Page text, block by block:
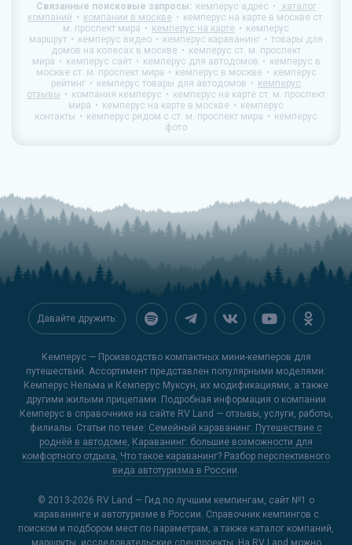
Связанные поисковые запросы: кемперус адрес
каталог
компаний
компании в москве
кемперус на карте в москве ст.
м. проспект мира
кемперус на карте
кемперус
маршрут
кемперус видео кемперус караванинг
товары для
домов на колесах в москве
кемперус ст. м. проспект
мира
кемперус сайт кемперус для автодомов
кемперус в
москве ст. м. проспект мира
кемперус в москве
кемперус
рейтинг
кемперус товары для автодомов
кемперус
отзывы
компания кемперус
кемперус на карте ст. м. проспект
мира
кемперус на карте в москве
кемперус
контакты
кемперус рядом с ст. м. проспект мира
кемперус
фото
Давайте дружить:
Кемперус — Производство компактных мини-кемперов для
путешествий. Ассортимент представлен популярными моделями:
Кемперус Нельма и Кемперус Муксун, их модификациями, а также
другими жилыми прицепами. Подробная информация о компании
Кемперус в справочнике на сайте RV Land — отзывы, услуги, работы,
филиалы. Статьи по теме: Семейный караванинг. Путешествие с
роднёй в автодоме, Караванинг: большие возможности для
комфортного отдыха, Что такое караванинг? Разбор перспективного
вида автотуризма в России.
© 2013-2026 RV Land — Гид по лучшим кемпингам, сайт №1 о
караванинге и автотуризме в России. Справочник кемпингов с
поиском и подбором мест по параметрам, а также каталог компаний,
маршруты, исследовательские спецпроекты. На RV Land можно